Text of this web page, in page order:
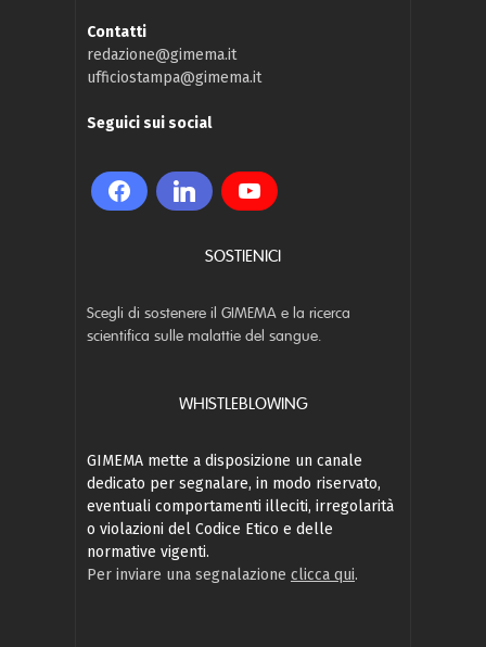
Contatti
redazione@gimema.it
ufficiostampa@gimema.it
Seguici sui social
SOSTIENICI
Scegli di sostenere il GIMEMA e la ricerca
scientifica sulle malattie del sangue.
WHISTLEBLOWING
GIMEMA mette a disposizione un canale
dedicato per segnalare, in modo riservato,
eventuali comportamenti illeciti, irregolarità
o violazioni del Codice Etico e delle
normative vigenti.
Per inviare una segnalazione clicca qui.